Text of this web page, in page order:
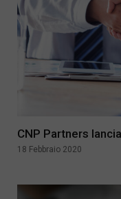
CNP Partners
18 Febbraio 2020